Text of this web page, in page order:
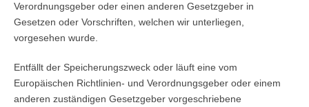
Verordnungsgeber oder einen anderen Gesetzgeber in
Gesetzen oder Vorschriften, welchen wir unterliegen,
vorgesehen wurde.
Entfällt der Speicherungszweck oder läuft eine vom
Europäischen Richtlinien- und Verordnungsgeber oder einem
anderen zuständigen Gesetzgeber vorgeschriebene